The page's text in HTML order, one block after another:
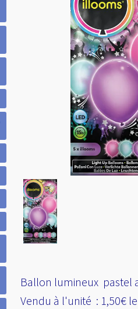
Ballon lumineux pastel
Vendu à l'unité : 1,50€